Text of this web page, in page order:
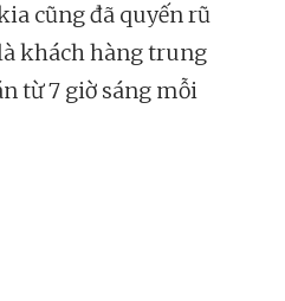
cũng đã quyến rũ
khách hàng trung
từ 7 giờ sáng mỗi